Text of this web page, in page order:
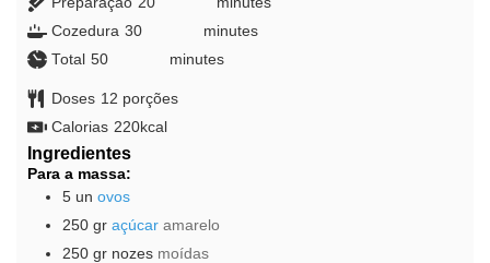
Cozedura 30minutes
minutes
Total 50minutes minutes
Doses 12 porções
Calorias 220kcal
Ingredientes
Para a massa:
5 un ovos
250 gr açúcar amarelo
250 gr nozes moídas